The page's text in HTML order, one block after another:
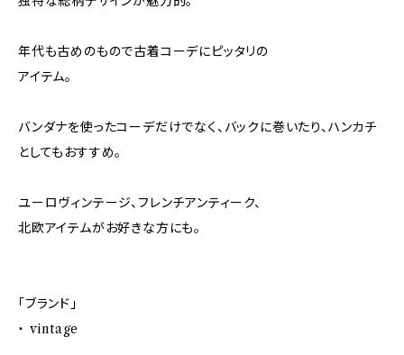
年代も古めのもので古着コーデにピッタリの
アイテム。
バンダナを使ったコーデだけでなく、バックに巻いたり、ハンカチ
としてもおすすめ。
ユーロヴィンテージ、フレンチアンティーク、
北欧アイテムがお好きな方にも。
「ブランド」
・ vintage